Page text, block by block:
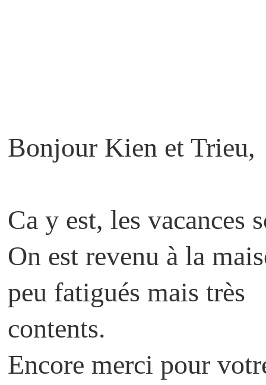
Bonjour Kien et Trieu,
Ca y est, les vacances
On est revenu à la
peu fatigués mais très
contents.
Encore merci pour